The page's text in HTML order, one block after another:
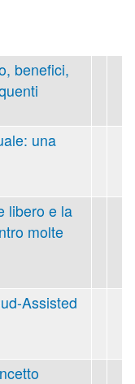
benefici,
una
libero e la
molte
Assisted